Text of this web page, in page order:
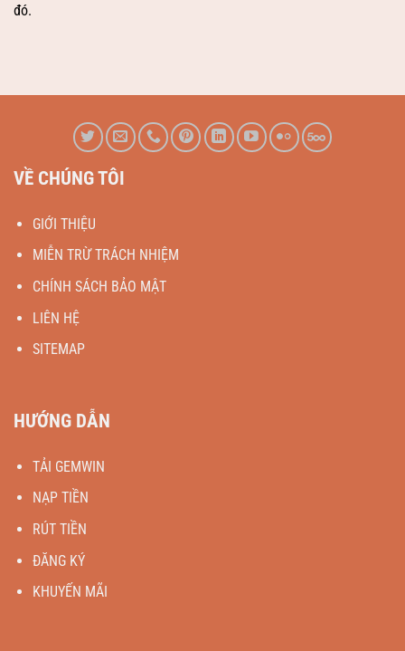
đó.
VỀ CHÚNG TÔI
GIỚI THIỆU
MIỄN TRỪ TRÁCH NHIỆM
CHÍNH SÁCH BẢO MẬT
LIÊN HỆ
SITEMAP
HƯỚNG DẪN
TẢI GEMWIN
NẠP TIỀN
RÚT TIỀN
ĐĂNG KÝ
KHUYẾN MÃI